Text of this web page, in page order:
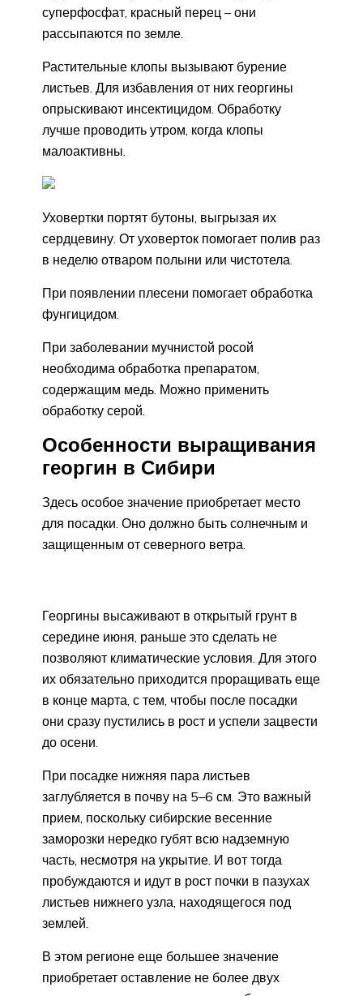
суперфосфат, красный перец – они
рассыпаются по земле.
Растительные клопы вызывают бурение
листьев. Для избавления от них георгины
опрыскивают инсектицидом. Обработку
лучше проводить утром, когда клопы
малоактивны.
Уховертки портят бутоны, выгрызая их
сердцевину. От уховерток помогает полив раз
в неделю отваром полыни или чистотела.
При появлении плесени помогает обработка
фунгицидом.
При заболевании мучнистой росой
необходима обработка препаратом,
содержащим медь. Можно применить
обработку серой.
Особенности выращивания
георгин в Сибири
Здесь особое значение приобретает место
для посадки. Оно должно быть солнечным и
защищенным от северного ветра.
Георгины высаживают в открытый грунт в
середине июня, раньше это сделать не
позволяют климатические условия. Для этого
их обязательно приходится проращивать еще
в конце марта, с тем, чтобы после посадки
они сразу пустились в рост и успели зацвести
до осени.
При посадке нижняя пара листьев
заглубляется в почву на 5–6 см. Это важный
прием, поскольку сибирские весенние
заморозки нередко губят всю надземную
часть, несмотря на укрытие. И вот тогда
пробуждаются и идут в рост почки в пазухах
листьев нижнего узла, находящегося под
землей.
В этом регионе еще большее значение
приобретает оставление не более двух